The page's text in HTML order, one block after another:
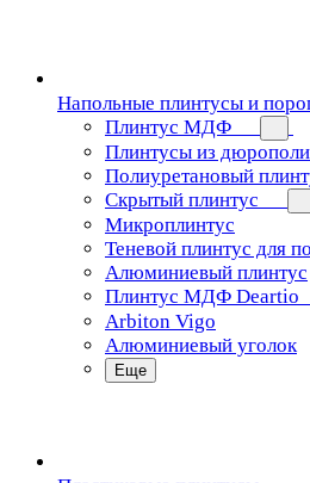
Напольные плинтусы и
Плинтус МДФ
Плинтусы из
Полиуретановый
Скрытый плинтус
Микроплинтус
Теневой плинтус для
Алюминиевый плинтус
Плинтус МДФ Deartio
Arbiton Vigo
Алюминиевый уголок
Еще